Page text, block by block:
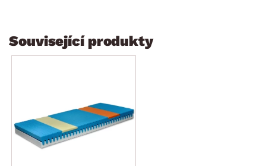
Související produkty